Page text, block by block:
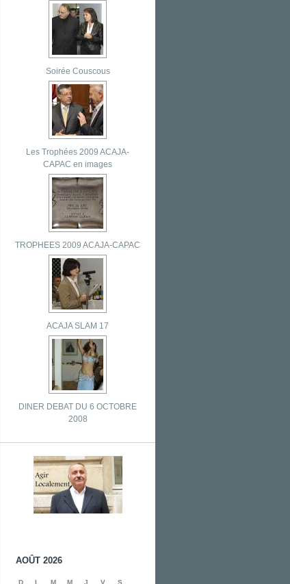
Soirée Couscous
Les Trophées 2009 ACAJA-
CAPAC en images
TROPHEES 2009 ACAJA-CAPAC
ACAJA SLAM 17
DINER DEBAT DU 6 OCTOBRE
2008
AOÛT 2026
D L M M J V S